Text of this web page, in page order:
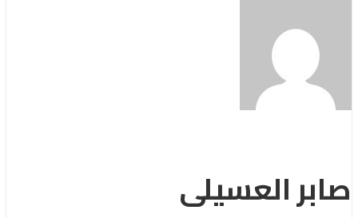
صابر العسيلى